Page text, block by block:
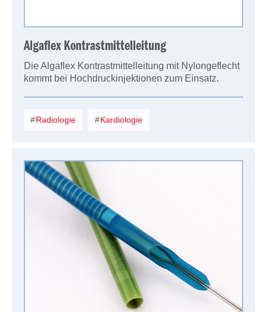
Algaflex Kontrastmittelleitung
Die Algaflex Kontrastmittelleitung mit Nylongeflecht
kommt bei Hochdruckinjektionen zum Einsatz.
Radiologie Kardiologie